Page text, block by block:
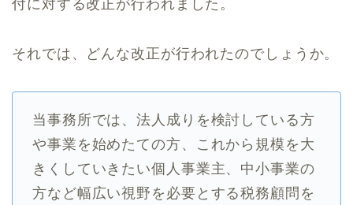
付に対する改正が行われました。
それでは、どんな改正が行われたのでしょうか。
当事務所では、法人成りを検討している方
や事業を始めたての方、これから規模を大
きくしていきたい個人事業主、中小事業の
方など幅広い視野を必要とする税務顧問を